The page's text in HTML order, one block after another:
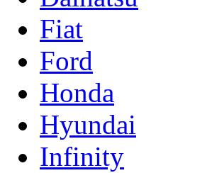
Fiat
Ford
Honda
Hyundai
Infinity